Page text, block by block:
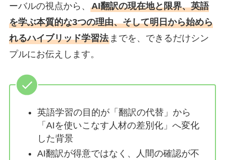
ーバルの視点から、 AI翻訳の現在地と限界、英語
を学ぶ本質的な3つの理由、そして明日から始めら
れるハイブリッド学習法までを、できるだけシン
プルにお伝えします。
英語学習の目的が「翻訳の代替」から
「AIを使いこなす人材の差別化」へ変化
した背景
AI翻訳が得意ではなく、人間の確認が不